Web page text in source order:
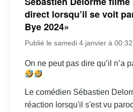
direct lorsqu’il se voit
Bye 2024»
Publié le samedi 4 janvier à 00:32
On ne peut pas dire qu’il n’a
Le comédien Sébastien
réaction lorsqu'il s'est vu